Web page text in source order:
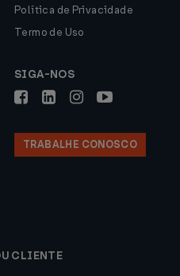
Política de Privacidade
Termo de Uso
SIGA-NOS
TRABALHE CONOSCO
CLIENTE